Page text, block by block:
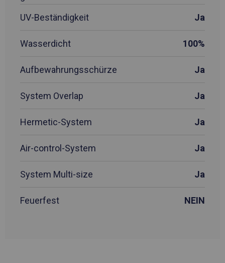
UV-Beständigkeit
Ja
Wasserdicht 100%
Aufbewahrungsschürze Ja
System Overlap Ja
Hermetic-System Ja
Air-control-System Ja
System Multi-size Ja
Feuerfest NEIN